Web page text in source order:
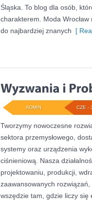
Śląska. To blog dla osób,
charakterem. Moda Wrocław
do najbardziej znanych [
CZE -
ADMIN
Tworzymy nowoczesne
sektora przemysłowego,
systemy oraz urządzenia
ciśnieniową. Nasza
projektowaniu, produkcji,
zaawansowanych
wszędzie tam, gdzie liczy się